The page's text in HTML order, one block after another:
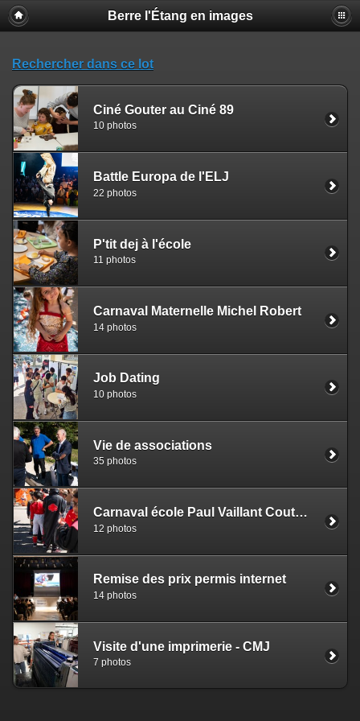
Berre l'Étang en images
Rechercher dans ce lot
Ciné Gouter au Ciné 89
10 photos
Battle Europa de l'ELJ
22 photos
P'tit dej à l'école
11 photos
Carnaval Maternelle Michel Robert
14 photos
Job Dating
10 photos
Vie de associations
35 photos
Carnaval école Paul Vaillant Couturier
12 photos
Remise des prix permis internet
14 photos
Visite d'une imprimerie - CMJ
7 photos